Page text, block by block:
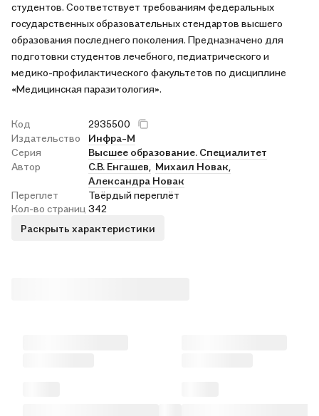
студентов. Соответствует требованиям федеральных
государственных образовательных стендартов высшего
образования последнего поколения. Предназначено для
подготовки студентов лечебного, педиатрического и
медико-профилактического факультетов по дисциплине
«Медицинская паразитология».
Код
2935500
Издательство
Инфра-М
Серия
Высшее образование. Специалитет
Автор
С.В. Енгашев,
Михаил Новак,
Александра Новак
Переплет
Твёрдый переплёт
Кол-во страниц 342
Раскрыть характеристики